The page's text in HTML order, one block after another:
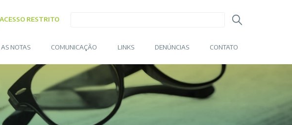
ACESSO RESTRITO
NOTAS COMUNICAÇÃO LINKS DENÚNCIAS CONTATO